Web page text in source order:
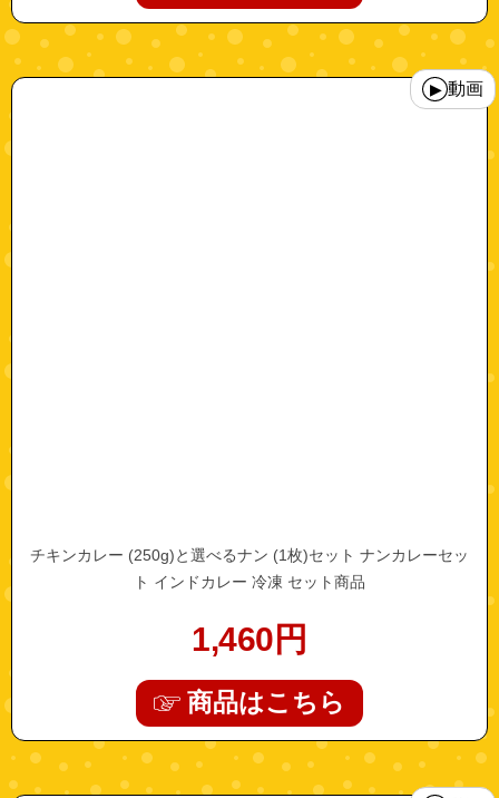
"10000047"
▶ 動画
チキンカレー (250g)と選べるナン (1枚)セット ナンカレーセッ
ト インドカレー 冷凍 セット商品
1,460 円
商品はこちら
"10000129"